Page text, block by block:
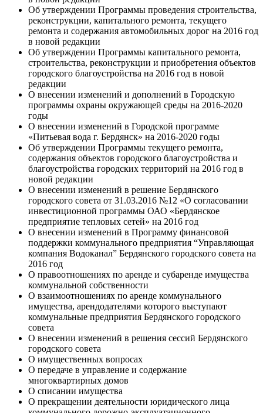
Об утверждении Программы проведения строительства,
реконструкции, капитального ремонта, текущего
ремонта и содержания автомобильных дорог на 2016 год
в новой редакции
Об утверждении Программы капитального ремонта,
строительства, реконструкции и приобретения объектов
городского благоустройства на 2016 год в новой
редакции
О внесении изменений и дополнений в Городскую
программы охраны окружающей среды на 2016-2020
годы
О внесении изменений в Городской программе
«Питьевая вода г. Бердянск» на 2016-2020 годы
Об утверждении Программы текущего ремонта,
содержания объектов городского благоустройства и
благоустройства городских территорий на 2016 год в
новой редакции
О внесении изменений в решение Бердянского
городского совета от 31.03.2016 №12 «О согласовании
инвестиционной программы ОАО «Бердянское
предприятие тепловых сетей» на 2016 год
О внесении изменений в Программу финансовой
поддержки коммунального предприятия “Управляющая
компания Водоканал” Бердянского городского совета на
2016 год
О правоотношениях по аренде и субаренде имущества
коммунальной собственности
О взаимоотношениях по аренде коммунального
имущества, арендодателями которого выступают
коммунальные предприятия Бердянского городского
совета
О внесении изменений в решения сессий Бердянского
городского совета
О имущественных вопросах
О передаче в управление и содержание
многоквартирных домов
О списании имущества
О прекращении деятельности юридического лица